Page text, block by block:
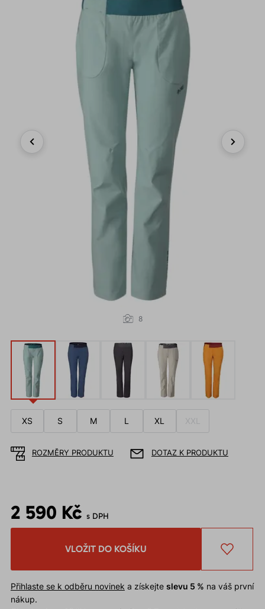
8
XS S M L XL XXL
ROZMĚRY PRODUKTU DOTAZ K PRODUKTU
2 590 Kč s DPH
VLOŽIT DO KOŠÍKU
Přihlaste se k odběru novinek a získejte slevu 5 % na váš první
nákup.